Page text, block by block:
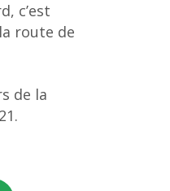
c’est
route de
de la